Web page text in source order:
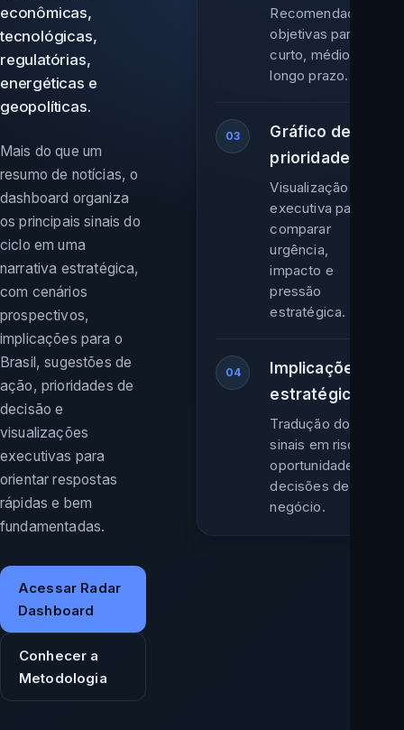
econômicas,
tecnológicas,
regulatórias,
energéticas e
geopolíticas.
Mais do que um
resumo de notícias, o
dashboard organiza
os principais sinais do
ciclo em uma
narrativa estratégica,
com cenários
prospectivos,
implicações para o
Brasil, sugestões de
ação, prioridades de
decisão e
visualizações
executivas para
orientar respostas
rápidas e bem
fundamentadas.
Acessar Radar
Dashboard
Conhecer a
Metodologia
Recomendações
objetivas para
curto, médio e
longo prazo.
03
Gráfico de
prioridade
Visualização
executiva para
comparar
urgência,
impacto e
pressão
estratégica.
04
Implicações
estratégicas
Tradução dos
sinais em riscos,
oportunidades e
decisões de
negócio.